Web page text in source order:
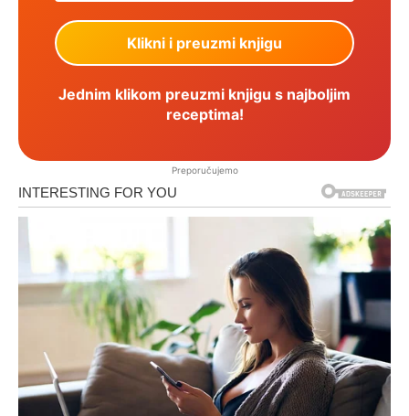
Jednim klikom preuzmi knjigu s najboljim
receptima!
Preporučujemo